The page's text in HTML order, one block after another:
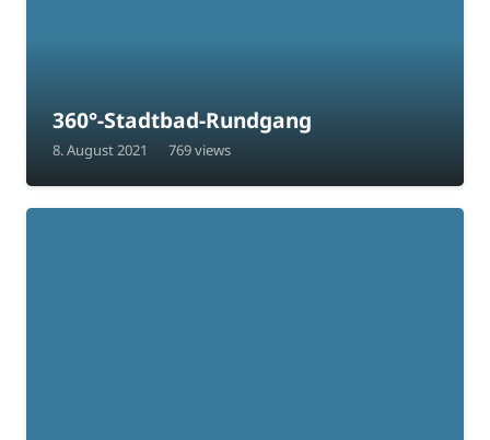
360°-Stadtbad-Rundgang
8. August 2021 769views